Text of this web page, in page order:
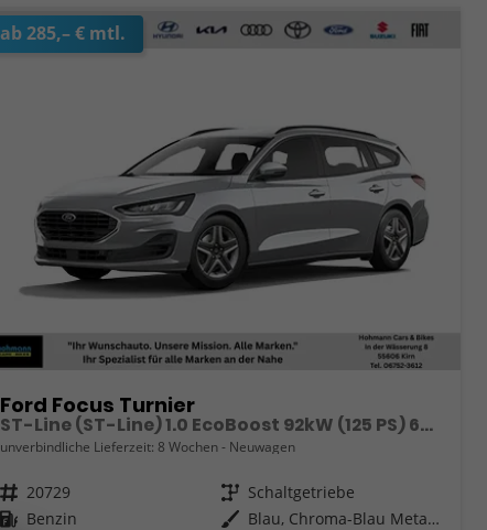
ab 285,– € mtl.
Ford Focus Turnier
ST-Line (ST-Line) 1.0 EcoBoost 92kW (125 PS) 6-Gang Schaltgetriebe
unverbindliche Lieferzeit: 8 Wochen Neuwagen
Fahrzeugnr. 20729 Getriebe Schaltgetriebe
Kraftstoff Benzin Außenfarbe
Blau, Chroma-Blau Metallic (PN4FT0)